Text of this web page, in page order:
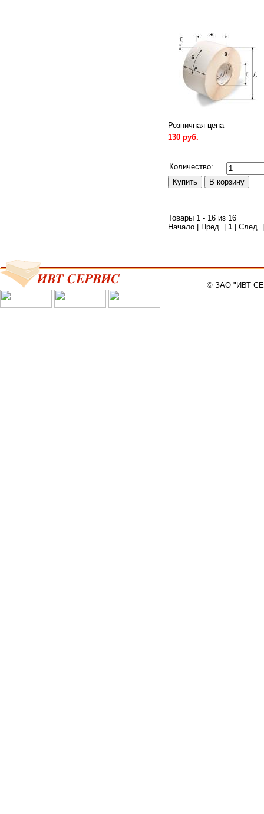
Розничная цена
130 руб.
Количество:
Товары 1 - 16 из 16
Начало | Пред. | 1 | След.
© ЗАО "ИВТ